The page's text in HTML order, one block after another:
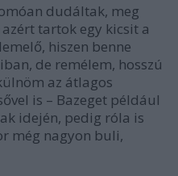
dudáltak, meg
tartok egy kicsit a
hiszen benne
de remélem, hosszú
az átlagos
is – Bazeget például
idején, pedig róla is
még nagyon buli,